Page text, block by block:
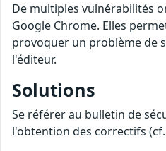
De multiples vulnérabilités
Google Chrome. Elles
provoquer un problème de
l'éditeur.
Solutions
Se référer au bulletin de
l'obtention des correctifs